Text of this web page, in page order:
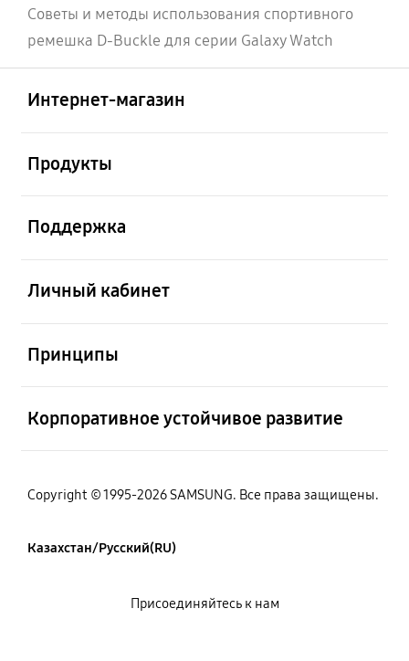
Советы и методы использования спортивного
ремешка D-Buckle для серии Galaxy Watch
Интернет-магазин
Продукты
Поддержка
Личный кабинет
Принципы
Корпоративное устойчивое развитие
Copyright © 1995-2026 SAMSUNG. Все права защищены.
Казахстан/Русский(RU)
Присоединяйтесь к нам